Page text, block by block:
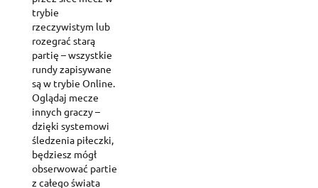
trybie
rzeczywistym lub
rozegrać starą
partię – wszystkie
rundy zapisywane
są w trybie Online.
Oglądaj mecze
innych graczy –
dzięki systemowi
śledzenia piłeczki,
będziesz mógł
obserwować partie
z całego świata